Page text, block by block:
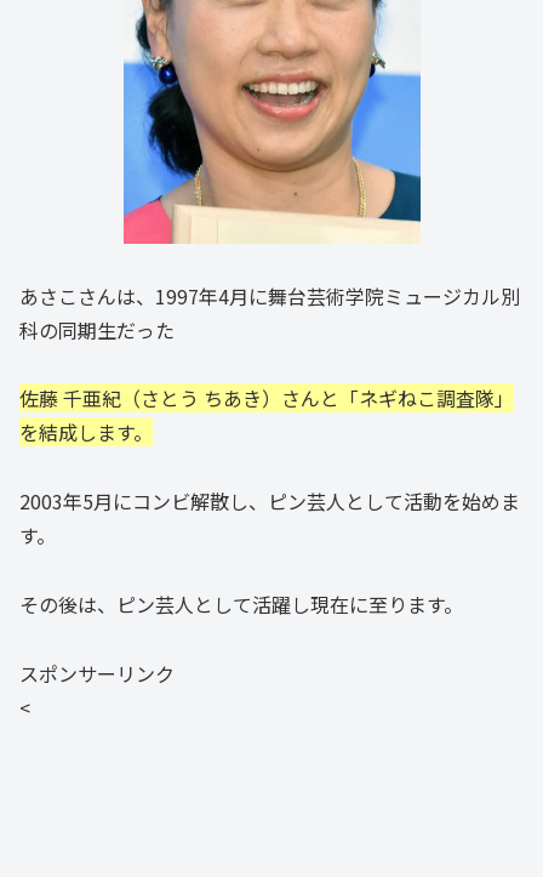
あさこさんは、1997年4月に舞台芸術学院ミュージカル別
科の同期生だった
佐藤 千亜紀（さとう ちあき）さんと「ネギねこ調査隊」
を結成します。
2003年5月にコンビ解散し、ピン芸人として活動を始めま
す。
その後は、ピン芸人として活躍し現在に至ります。
スポンサーリンク
<